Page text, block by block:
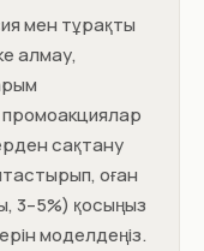
мен тұрақты
алмау,
сақтану
оған
3–5%) қосыңыз
моделдеңіз.